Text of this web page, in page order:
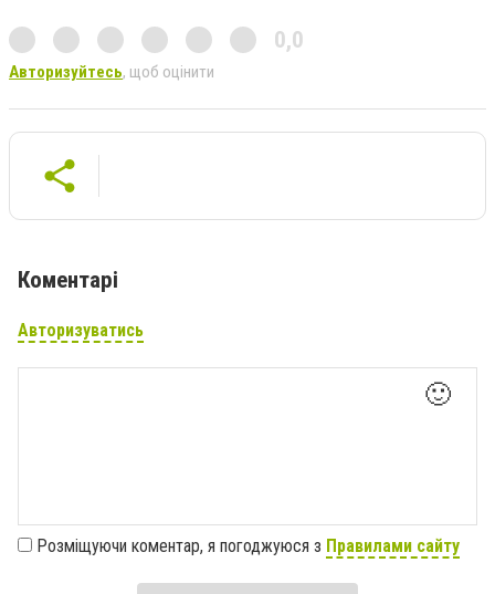
0,0
Авторизуйтесь, щоб оцінити
Коментарі
Авторизуватись
🙂
Розміщуючи коментар, я погоджуюся з Правилами сайту